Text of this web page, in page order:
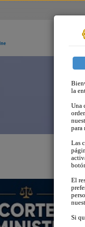
la
Una
para
Las
El
Si